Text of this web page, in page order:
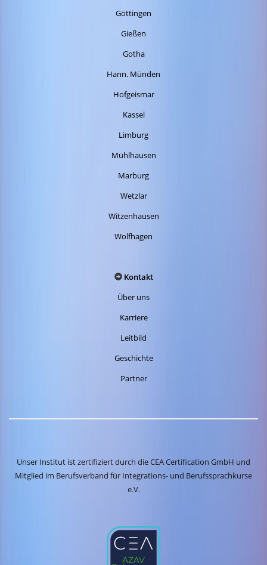
Göttingen
Gießen
Gotha
Hann. Münden
Hofgeismar
Kassel
Limburg
Mühlhausen
Marburg
Wetzlar
Witzenhausen
Wolfhagen
Kontakt
Über uns
Karriere
Leitbild
Geschichte
Partner
Unser Institut ist zertifiziert durch die CEA Certification GmbH und
Mitglied im Berufsverband für Integrations- und Berufssprachkurse
e.V.